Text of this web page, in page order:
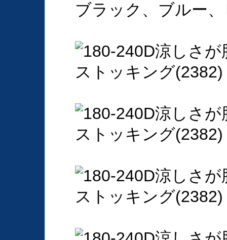
ブラック、ブルー